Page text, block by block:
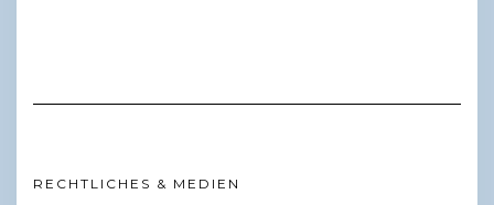
RECHTLICHES & MEDIEN